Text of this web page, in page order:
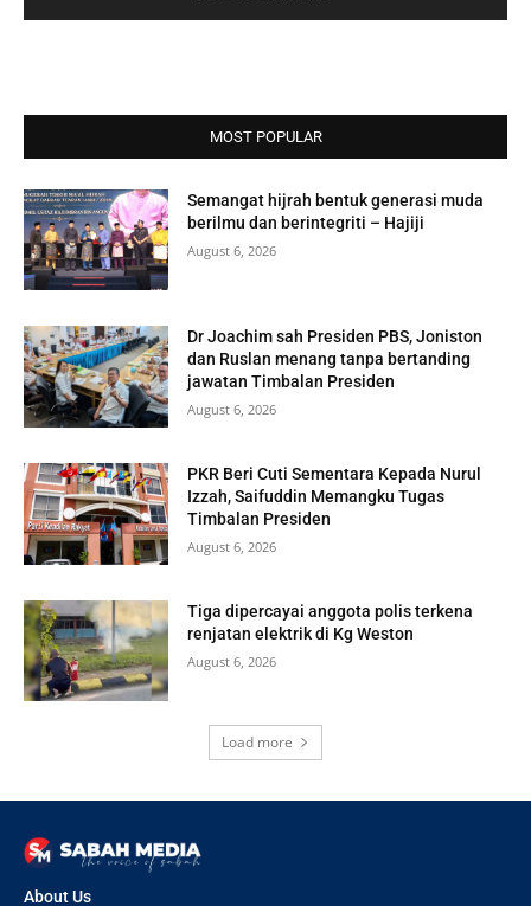
MOST POPULAR
Semangat hijrah bentuk generasi muda
berilmu dan berintegriti – Hajiji
August 6, 2026
Dr Joachim sah Presiden PBS, Joniston
dan Ruslan menang tanpa bertanding
jawatan Timbalan Presiden
August 6, 2026
PKR Beri Cuti Sementara Kepada Nurul
Izzah, Saifuddin Memangku Tugas
Timbalan Presiden
August 6, 2026
Tiga dipercayai anggota polis terkena
renjatan elektrik di Kg Weston
August 6, 2026
Load more
About Us